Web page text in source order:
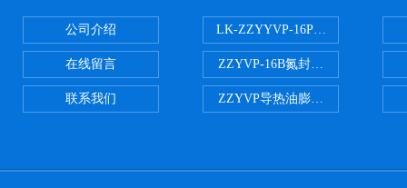
公司介绍
在线留言
联系我们
LK-ZZYYVP-16P不锈钢氮封阀
ZZYVP-16B氮封供氮阀
ZZYVP导热油膨胀槽氮封阀